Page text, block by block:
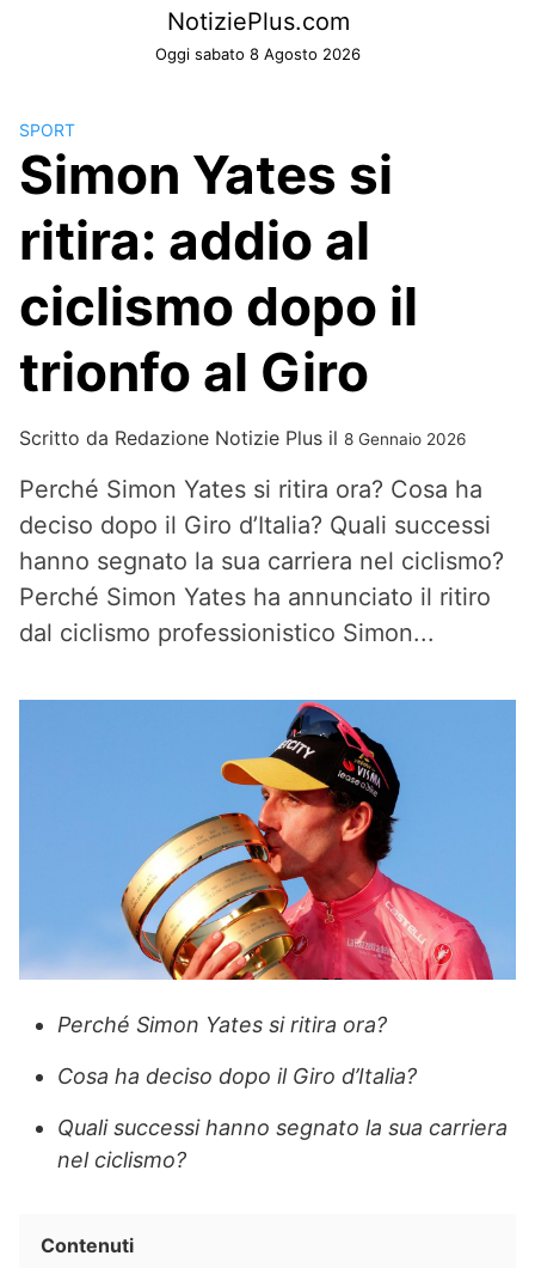
NotiziePlus.com
Oggi sabato 8 Agosto 2026
SPORT
Simon Yates si
ritira: addio al
ciclismo dopo il
trionfo al Giro
Scritto da Redazione Notizie Plus il 8 Gennaio 2026
Perché Simon Yates si ritira ora? Cosa ha
deciso dopo il Giro d’Italia? Quali successi
hanno segnato la sua carriera nel ciclismo?
Perché Simon Yates ha annunciato il ritiro
dal ciclismo professionistico Simon...
Perché Simon Yates si ritira ora?
Cosa ha deciso dopo il Giro d’Italia?
Quali successi hanno segnato la sua carriera
nel ciclismo?
Contenuti